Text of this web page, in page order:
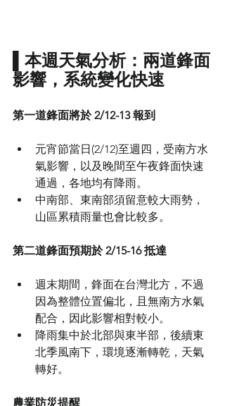
▌本週天氣分析：兩道鋒面
影響，系統變化快速
第一道鋒面將於 2/12-13 報到
元宵節當日(2/12)至週四，受南方水
氣影響，以及晚間至午夜鋒面快速
通過，各地均有降雨。
中南部、東南部須留意較大雨勢，
山區累積雨量也會比較多。
第二道鋒面預期於 2/15-16 抵達
週末期間，鋒面在台灣北方，不過
因為整體位置偏北，且無南方水氣
配合，因此影響相對較小。
降雨集中於北部與東半部，後續東
北季風南下，環境逐漸轉乾，天氣
轉好。
農業防災提醒